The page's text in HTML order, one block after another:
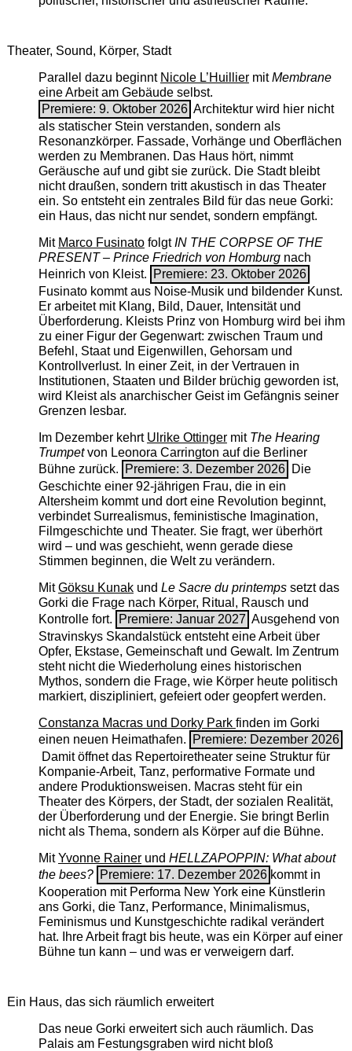
Theater, Sound, Körper, Stadt
Parallel dazu beginnt Nicole L’Huilliermit ­Membrane
eine Arbeit am Gebäude selbst.
Premiere: 9. Oktober 2026 Architektur wird hier nicht
als statischer Stein verstanden, sondern als
Resonanzkörper. Fassade, Vorhänge und Oberflächen
werden zu Membranen. Das Haus hört, nimmt
Geräusche auf und gibt sie zurück. Die Stadt bleibt
nicht draußen, sondern tritt akustisch in das Theater
ein. So entsteht ein zentrales Bild für das neue Gorki:
ein Haus, das nicht nur sendet, sondern empfängt.
Mit Marco FusinatofolgtIN THE CORPSE OF THE
PRESENT – Prince Friedrich von Homburgnach
Heinrich von Kleist.
Premiere: 23. Oktober 2026
Fusinato kommt aus Noise-Musik und bildender Kunst.
Er arbeitet mit Klang, Bild, Dauer, Intensität und
Überforderung. Kleists Prinz von Homburg wird bei ihm
zu einer Figur der Gegenwart: zwischen Traum und
Befehl, Staat und Eigenwillen, Gehorsam und
Kontrollverlust. In einer Zeit, in der Vertrauen in
Institutionen, Staaten und Bilder brüchig geworden ist,
wird Kleist als anarchischer Geist im Gefängnis seiner
Grenzen lesbar.
Im Dezember kehrt Ulrike Ottingermit The ­Hearing
Trumpetvon Leonora Carrington auf die Berliner
Bühne zurück.
Premiere: 3. Dezember 2026 Die
Geschichte einer 92-jährigen Frau, die in ein
Altersheim kommt und dort eine Revolution beginnt,
verbindet Surrealismus, feministische Imagination,
Filmgeschichte und Theater. Sie fragt, wer überhört
wird – und was geschieht, wenn gerade diese
Stimmen beginnen, die Welt zu verändern.
MitGöksu Kunakund Le Sacre du printempssetzt das
Gorki die Frage nach Körper, Ritual, Rausch und
Kontrolle fort.
Premiere: Januar 2027 Ausgehend von
Stravinskys Skandalstück entsteht eine Arbeit über
Opfer, Ekstase, Gemeinschaft und Gewalt. Im Zentrum
steht nicht die Wiederholung eines historischen
Mythos, sondern die Frage, wie Körper heute politisch
markiert, diszipliniert, gefeiert oder geopfert werden.
Constanza Macras und Dorky Park finden im Gorki
einen neuen Heimathafen.
Premiere: Dezember 2026
Damit öffnet das Repertoiretheater seine Struktur für
Kompanie-Arbeit, Tanz, performative Formate und
andere Produktionsweisen. Macras steht für ein
Theater des Körpers, der Stadt, der sozialen Realität,
der Überforderung und der Energie. Sie bringt Berlin
nicht als Thema, sondern als Körper auf die Bühne.
MitYvonne Rainerund HELLZAPOPPIN: What about
the bees? Premiere: 17. Dezember 2026 kommt in
Kooperation mit Performa New York eine Künstlerin
ans Gorki, die Tanz, Performance, Minimalismus,
Feminismus und Kunstgeschichte radikal verändert
hat. Ihre Arbeit fragt bis heute, was ein Körper auf einer
Bühne tun kann – und was er verweigern darf.
Ein Haus, das sich räumlich erweitert
Das neue Gorki erweitert sich auch räumlich. Das
Palais am Festungsgraben wird nicht bloß